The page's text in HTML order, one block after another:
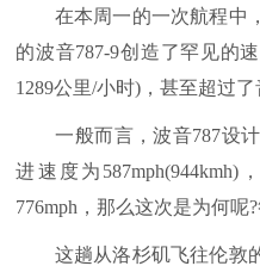
在本周一的一次航程中，
的波音787-9创造了罕见的
1289公里/小时)，甚至超过了
一般而言，波音787设计
进速度为
776mph，那么这次是为何呢?
这趟从洛杉矶飞往伦敦的